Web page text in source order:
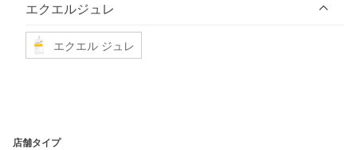
エクエルジュレ
エクエル ジュレ
店舗タイプ